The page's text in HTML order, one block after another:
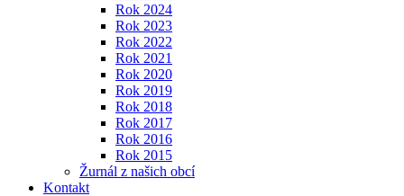
Rok 2024
Rok 2023
Rok 2022
Rok 2021
Rok 2020
Rok 2019
Rok 2018
Rok 2017
Rok 2016
Rok 2015
Žurnál z našich obcí
Kontakt